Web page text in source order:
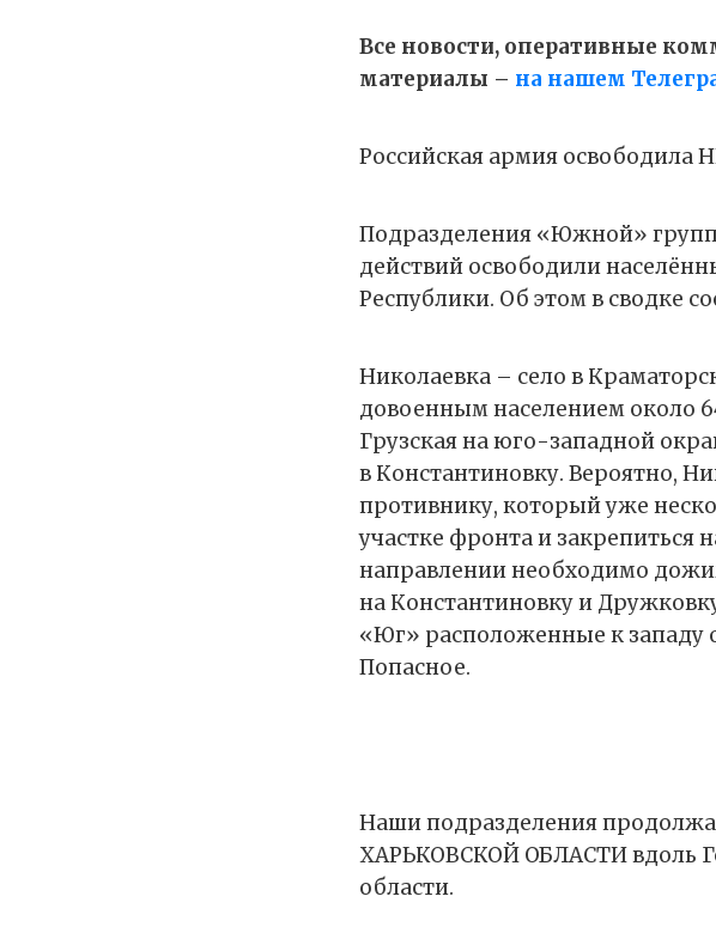
Все новости, оперативные
материалы – на нашем
Российская армия
Подразделения «Южной»
действий освободили
Республики. Об этом в сводке
Николаевка – село в
довоенным населением около
Грузская на юго-западной
в Константиновку. Вероятно,
противнику, который уже
участке фронта и закрепиться
направлении необходимо
на Константиновку и
«Юг» расположенные к западу
Попасное.
Наши подразделения
ХАРЬКОВСКОЙ ОБЛАСТИ вдоль
области.